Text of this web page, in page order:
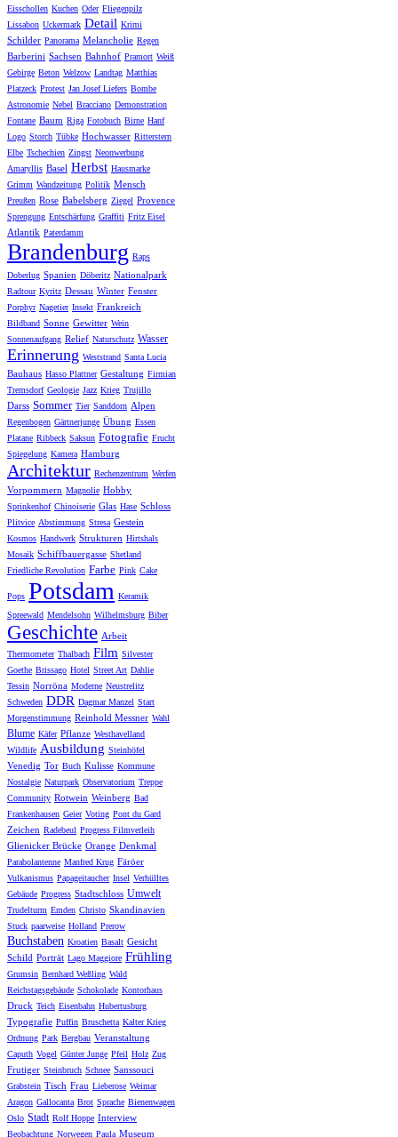
Eisschollen Kuchen Oder Fliegenpilz
Lissabon Uckermark Detail Krimi
Schilder Panorama Melancholie Regen
Barberini Sachsen Bahnhof Pramort Weiß
Gebirge Beton Welzow Landtag Matthias
Platzeck Protest Jan Josef Liefers Bombe
Astronomie Nebel Bracciano Demonstration
Fontane Baum Riga Fotobuch Birne Hanf
Logo Storch Tübke Hochwasser Ritterstern
Elbe Tschechien Zingst Neonwerbung
Amaryllis Basel Herbst Hausmarke
Grimm Wandzeitung Politik Mensch
Preußen Rose Babelsberg Ziegel Provence
Sprengung Entschärfung Graffiti Fritz Eisel
Atlantik Paterdamm
Brandenburg Raps
Doberlug Spanien Döberitz Nationalpark
Radtour Kyritz Dessau Winter Fenster
Porphyr Nagetier Insekt Frankreich
Bildband Sonne Gewitter Wein
Sonnenaufgang Relief Naturschutz Wasser
Erinnerung Weststrand Santa Lucia
Bauhaus Hasso Plattner Gestaltung Firmian
Tremsdorf Geologie Jazz Krieg Trujillo
Darss Sommer Tier Sanddorn Alpen
Regenbogen Gärtnerjunge Übung Essen
Platane Ribbeck Saksun Fotografie Frucht
Spiegelung Kamera Hamburg
Architektur Rechenzentrum Werfen
Vorpommern Magnolie Hobby
Sprinkenhof Chinoiserie Glas Hase Schloss
Plitvice Abstimmung Stresa Gestein
Kosmos Handwerk Strukturen Hirtshals
Mosaik Schiffbauergasse Shetland
Friedliche Revolution Farbe Pink Cake
Pops Potsdam Keramik
Spreewald Mendelsohn Wilhelmsburg Biber
Geschichte Arbeit
Thermometer Thalbach Film Silvester
Goethe Brissago Hotel Street Art Dahlie
Tessin Norröna Moderne Neustrelitz
Schweden DDR Dagmar Manzel Start
Morgenstimmung Reinhold Messner Wahl
Blume Käfer Pflanze Westhavelland
Wildlife Ausbildung Steinhöfel
Venedig Tor Buch Kulisse Kommune
Nostalgie Naturpark Observatorium Treppe
Community Rotwein Weinberg Bad
Frankenhausen Geier Voting Pont du Gard
Zeichen Radebeul Progress Filmverleih
Glienicker Brücke Orange Denkmal
Parabolantenne Manfred Krug Färöer
Vulkanismus Papageitaucher Insel Verhülltes
Gebäude Progress Stadtschloss Umwelt
Trudelturm Emden Christo Skandinavien
Stuck paarweise Holland Prerow
Buchstaben Kroatien Basalt Gesicht
Schild Porträt Lago Maggiore Frühling
Grumsin Bernhard Weßling Wald
Reichstagsgebäude Schokolade Kontorhaus
Druck Teich Eisenbahn Hubertusburg
Typografie Puffin Bruschetta Kalter Krieg
Ordnung Park Bergbau Veranstaltung
Caputh Vogel Günter Junge Pfeil Holz Zug
Frutiger Steinbruch Schnee Sanssouci
Grabstein Tisch Frau Lieberose Weimar
Aragon Gallocanta Brot Sprache Bienenwagen
Oslo Stadt Rolf Hoppe Interview
Beobachtung Norwegen Paula Museum